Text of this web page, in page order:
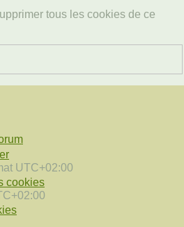
tous les cookies de ce
UTC+02:00
cookies